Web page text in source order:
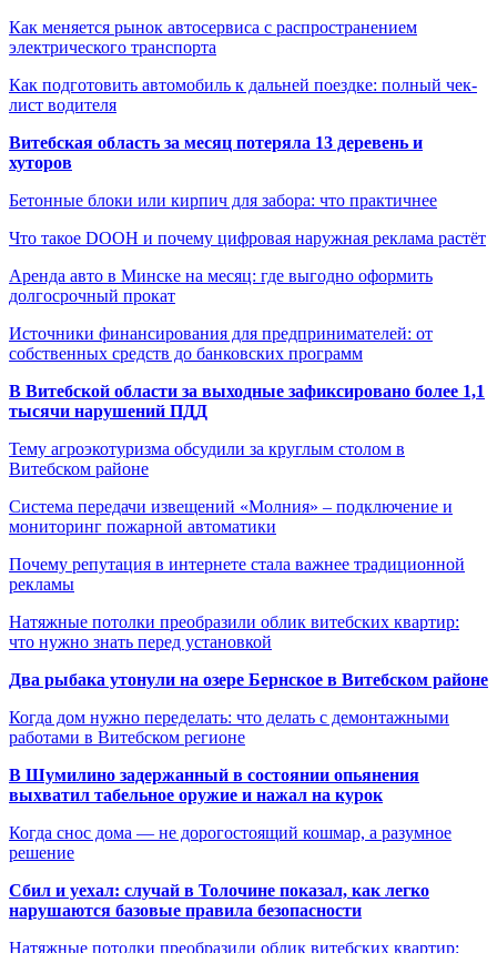
Как меняется рынок автосервиса с распространением
электрического транспорта
Как подготовить автомобиль к дальней поездке: полный чек-
лист водителя
Витебская область за месяц потеряла 13 деревень и
хуторов
Бетонные блоки или кирпич для забора: что практичнее
Что такое DOOH и почему цифровая наружная реклама растёт
Аренда авто в Минске на месяц: где выгодно оформить
долгосрочный прокат
Источники финансирования для предпринимателей: от
собственных средств до банковских программ
В Витебской области за выходные зафиксировано более 1,1
тысячи нарушений ПДД
Тему агроэкотуризма обсудили за круглым столом в
Витебском районе
Система передачи извещений «Молния» – подключение и
мониторинг пожарной автоматики
Почему репутация в интернете стала важнее традиционной
рекламы
Натяжные потолки преобразили облик витебских квартир:
что нужно знать перед установкой
Два рыбака утонули на озере Бернское в Витебском районе
Когда дом нужно переделать: что делать с демонтажными
работами в Витебском регионе
В Шумилино задержанный в состоянии опьянения
выхватил табельное оружие и нажал на курок
Когда снос дома — не дорогостоящий кошмар, а разумное
решение
Сбил и уехал: случай в Толочине показал, как легко
нарушаются базовые правила безопасности
Натяжные потолки преобразили облик витебских квартир: